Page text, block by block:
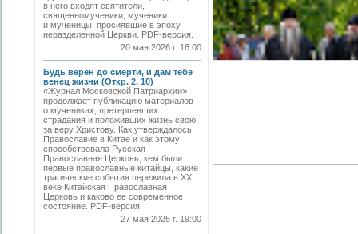
в него входят святители,
священномученики, мученики
и мученицы, просиявшие в эпоху
неразделенной Церкви. PDF-версия.
20 мая 2026 г. 16:00
Будь верен до смерти, и дам тебе
венец жизни (Откр. 2, 10)
«Журнал Московской Патриархии»
продолжает публикацию материалов
о мучениках, претерпевших
страдания и положивших жизнь свою
за веру Христову. Как утверждалось
Православие в Китае и как этому
способствовала Русская
Православная Церковь, кем были
первые православные китайцы, какие
трагические события пережила в XX
веке Китайская Православная
Церковь и каково ее современное
состояние. PDF-версия.
27 мая 2025 г. 19:00